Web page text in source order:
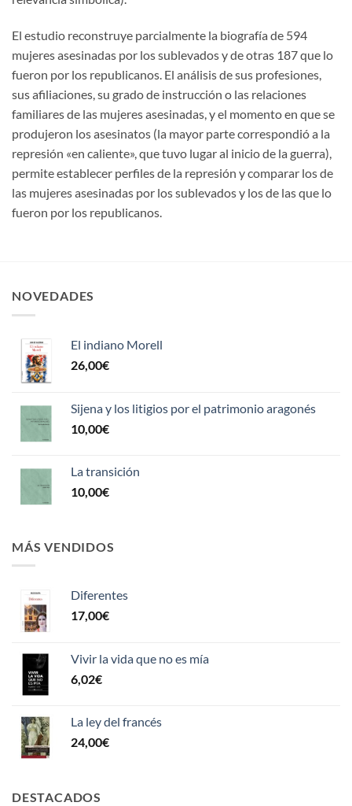
El estudio reconstruye parcialmente la biografía de 594
mujeres asesinadas por los sublevados y de otras 187 que lo
fueron por los republicanos. El análisis de sus profesiones,
sus afiliaciones, su grado de instrucción o las relaciones
familiares de las mujeres asesinadas, y el momento en que se
produjeron los asesinatos (la mayor parte correspondió a la
represión «en caliente», que tuvo lugar al inicio de la guerra),
permite establecer perfiles de la represión y comparar los de
las mujeres asesinadas por los sublevados y los de las que lo
fueron por los republicanos.
NOVEDADES
El indiano Morell
26,00€
Sijena y los litigios por el patrimonio aragonés
10,00€
La transición
10,00€
MÁS VENDIDOS
Diferentes
17,00€
Vivir la vida que no es mía
6,02€
La ley del francés
24,00€
DESTACADOS